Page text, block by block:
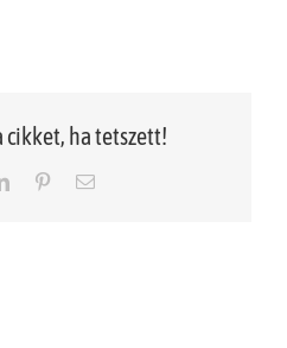
cikket, ha tetszett!
LinkedInPinterestEmail